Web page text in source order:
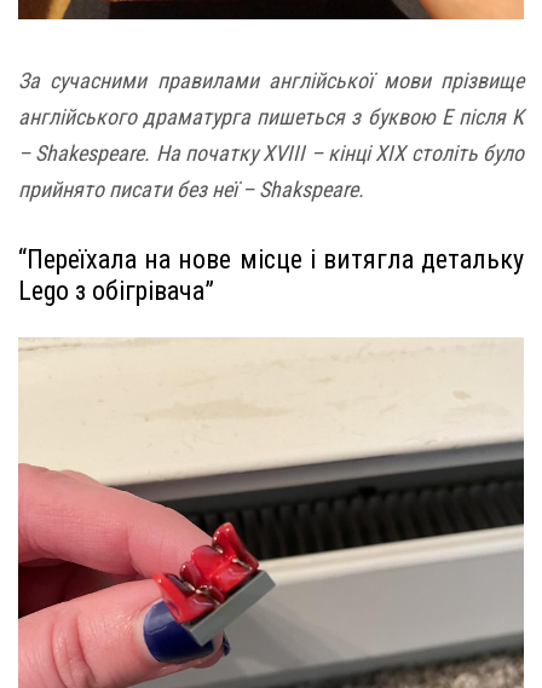
За сучасними правилами англійської мови прізвище
англійського драматурга пишеться з буквою E після K
– Shakespeare. На початку XVIII – кінці XIX століть було
прийнято писати без неї – Shakspeare.
“Переїхала на нове місце і витягла детальку
Lego з обігрівача”